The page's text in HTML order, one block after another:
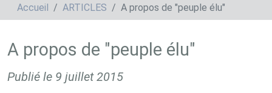
Accueil ARTICLES A propos de "peuple élu"
A propos de "peuple élu"
Publié le 9 juillet 2015